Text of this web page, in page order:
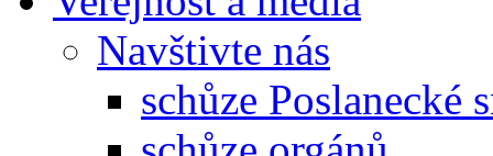
Navštivte nás
schůze Poslanecké